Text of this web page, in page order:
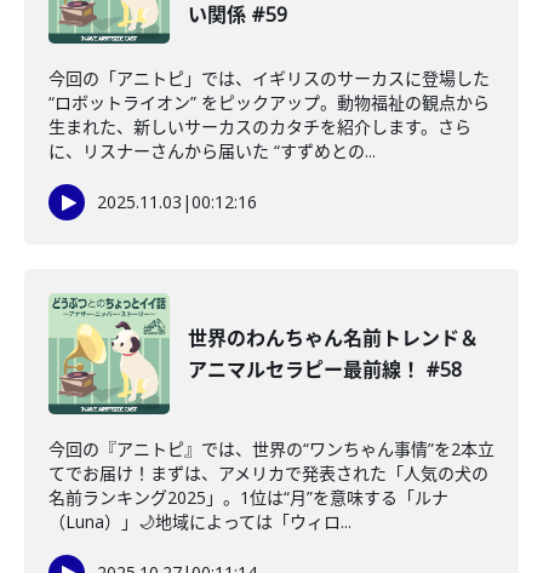
い関係 #59
今回の「アニトピ」では、イギリスのサーカスに登場した
“ロボットライオン” をピックアップ。動物福祉の観点から
生まれた、新しいサーカスのカタチを紹介します。さら
に、リスナーさんから届いた “すずめとの...
2025.11.03 |00:12:16
世界のわんちゃん名前トレンド＆
アニマルセラピー最前線！ #58
今回の『アニトピ』では、世界の“ワンちゃん事情”を2本立
てでお届け！まずは、アメリカで発表された「人気の犬の
名前ランキング2025」。1位は“月”を意味する「ルナ
（Luna）」🌙地域によっては「ウィロ...